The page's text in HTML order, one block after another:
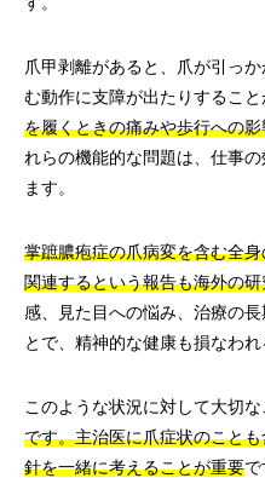
爪甲剥離があると、爪が引っ
む動作に支障が出たりすること
を履くときの痛みや歩行への
れらの機能的な問題は、仕事
ます。
掌蹠膿疱症の爪病変を含む全
関連するという報告も海外の
感、見た目への悩み、治療の
とで、精神的な健康も損なわれ
このような状況に対して大切な
です。主治医に爪症状のこと
針を一緒に考えることが重要